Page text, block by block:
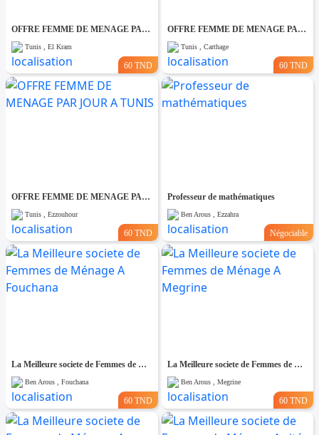
OFFRE FEMME DE MENAGE PAR JOUR A El kram
Tunis , El Kram
60 TND
OFFRE FEMME DE MENAGE PAR JOUR A Carthage
Tunis , Carthage
60 TND
OFFRE FEMME DE MENAGE PAR JOUR A TUNIS
Tunis , Ezzouhour
60 TND
Professeur de mathématiques
Ben Arous , Ezzahra
Négociable
La Meilleure societe de Femmes de Ménage A Fouchana
Ben Arous , Fouchana
60 TND
La Meilleure societe de Femmes de Ménage A Megrine
Ben Arous , Megrine
60 TND